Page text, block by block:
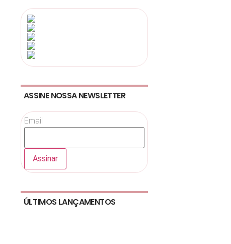
ASSINE NOSSA NEWSLETTER
Email
ÚLTIMOS LANÇAMENTOS